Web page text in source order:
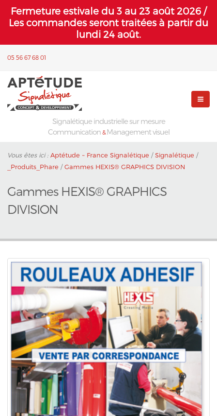
Fermeture estivale du 3 au 23 août 2026 /
Les commandes seront traitées à partir du
lundi 24 août.
05 56 67 68 01
Signalétique industrielle sur mesure
Communication & Management visuel
Vous êtes ici : Aptétude ~ France Signalétique /Signalétique /
_Produits_Phare /Gammes HEXIS® GRAPHICS DIVISION
Gammes HEXIS® GRAPHICS
DIVISION